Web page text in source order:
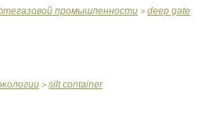
промышленности > deep gate
> silt container